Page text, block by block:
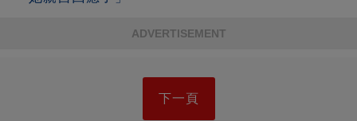
ADVERTISEMENT
下一頁